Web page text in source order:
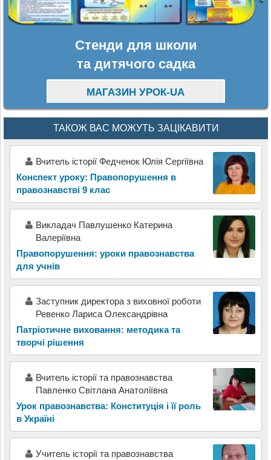
Стенди для школи
та дитячого садка
МАГАЗИН УРОК-UA
ТАКОЖ ВАС МОЖУТЬ ЗАЦІКАВИТИ
Вчитель історії Федченок Юлія Сергіївна
Конспект уроку: Правопорушення в
правознавстві 9 клас
Викладач Павлушенко Катерина
Валеріївна
Правопорушення: уроки правознавства
для учнів
Заступник директора з виховної роботи
Ревенко Лариса Олександрівна
Патріотичне виховання: методика та
творчі рішення
Вчитель історії та правознавства
Павленко Світлана Анатоліївна
Урок правознавства: Конституція і її роль
в Україні
Учитель історії та правознавства